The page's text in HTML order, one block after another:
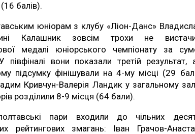
балів).
юніорам з клубу «Ліон-Данс»
Калашник зовсім трохи не
медалі юніорського чемпіонату за
півфіналі вони показали третій результат,
підсумку фінішували на 4-му місці (29
Кривчун-Валерія Ландик у загальному
розділили 8-9 місця (64 бали).
пари входили до чільних
рейтингових змагань: Іван Грачов-